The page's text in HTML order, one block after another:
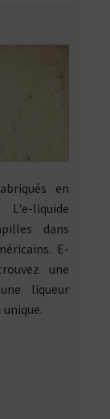
en
liquide
dans
E-
une
liqueur